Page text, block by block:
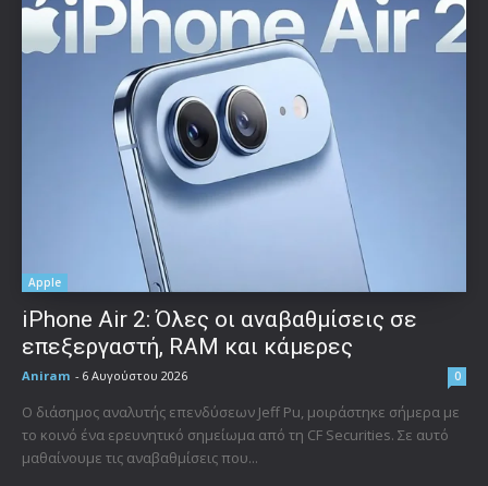
Apple
iPhone Air 2: Όλες οι αναβαθμίσεις σε
επεξεργαστή, RAM και κάμερες
Aniram - 6 Αυγούστου 2026 0
Ο διάσημος αναλυτής επενδύσεων Jeff Pu, μοιράστηκε σήμερα με
το κοινό ένα ερευνητικό σημείωμα από τη CF Securities. Σε αυτό
μαθαίνουμε τις αναβαθμίσεις που...